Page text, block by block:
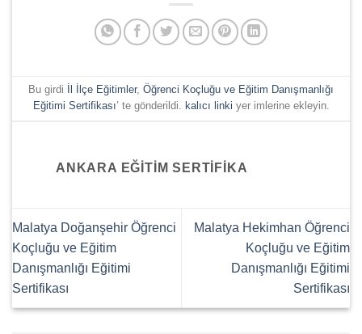
Bu girdi İl İlçe Eğitimler, Öğrenci Koçluğu ve Eğitim Danışmanlığı
Eğitimi Sertifikası’ te gönderildi. kalıcı linki yer imlerine ekleyin.
ANKARA EĞITIM SERTIFIKA
Malatya Doğanşehir Öğrenci
Koçluğu ve Eğitim
Danışmanlığı Eğitimi
Sertifikası
Malatya Hekimhan Öğrenci
Koçluğu ve Eğitim
Danışmanlığı Eğitimi
Sertifikası